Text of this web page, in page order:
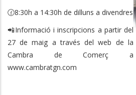
🕜8:30h a 14:30h de dilluns a divendres
📲Informació i inscripcions a partir del
27 de maig a través del web de la
Cambra de Comerç a
www.cambratgn.com